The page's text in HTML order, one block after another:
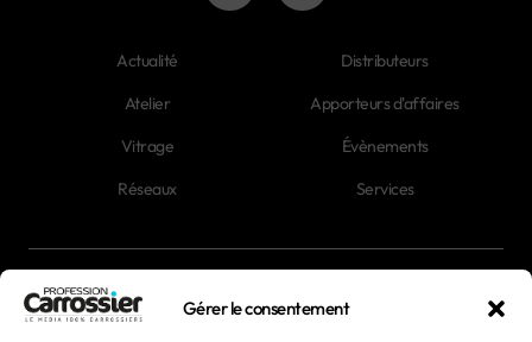
Gérer le consentement
Actualité
Atelier
Vitrage
Réseaux
Distributeurs
Apporteurs d'affaires
Évènements
Services